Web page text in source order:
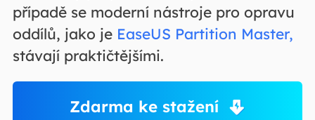
případě se moderní nástroje pro opravu
oddílů, jako je EaseUS Partition Master,
stávají praktičtějšími.
Zdarma ke stažení